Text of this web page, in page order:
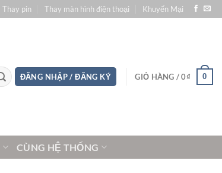
Thay pin Thay màn hình điện thoại Khuyến Mại
ĐĂNG NHẬP / ĐĂNG KÝ GIỎ HÀNG /0₫ 0
CÙNG HỆ THỐNG